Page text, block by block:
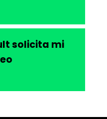
solicita mi